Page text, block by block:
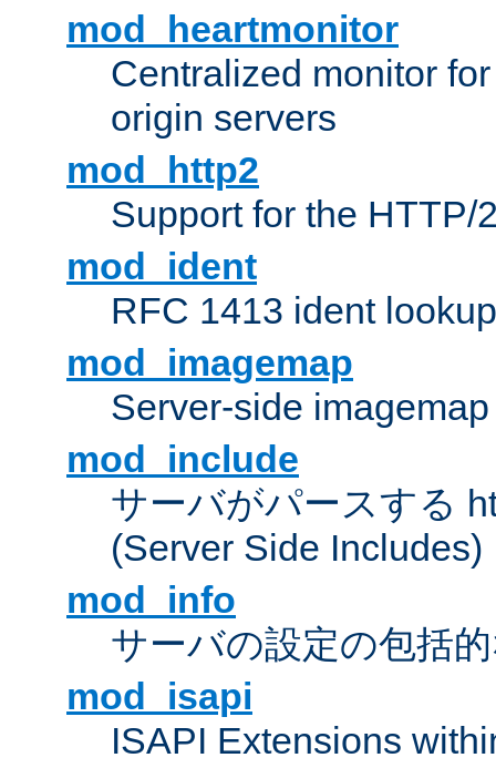
mod_heartmonitor
Centralized monitor
origin servers
mod_http2
Support for the HTTP/
mod_ident
RFC 1413 ident
mod_imagemap
Server-side
mod_include
サーバがパースする
(Server Side Includes)
mod_info
サーバの設定の包括
mod_isapi
ISAPI Extensions